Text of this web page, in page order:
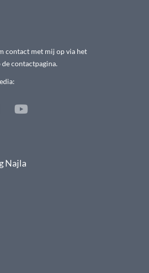
contact met mij op via het
contactpagina.
Najla